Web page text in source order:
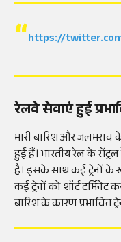
https://
रेलवे सेवाएं हुई
भारी बारिश और
हुई हैं। भारतीय रेल के
है। इसके साथ कई ट्रेनों के
कई ट्रेनों को शॉर्ट
बारिश के कारण प्रभावित